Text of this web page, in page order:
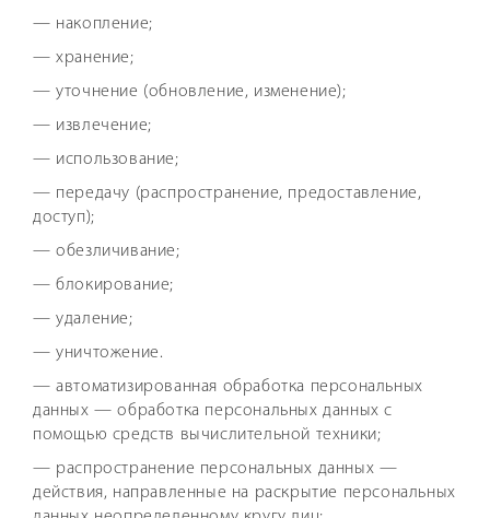
— накопление;
— хранение;
— уточнение (обновление, изменение);
— извлечение;
— использование;
— передачу (распространение, предоставление,
доступ);
— обезличивание;
— блокирование;
— удаление;
— уничтожение.
— автоматизированная обработка персональных
данных — обработка персональных данных с
помощью средств вычислительной техники;
— распространение персональных данных —
действия, направленные на раскрытие персональных